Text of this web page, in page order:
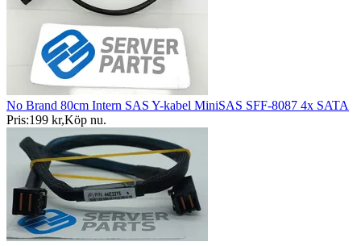
No Brand 80cm Intern SAS Y-kabel MiniSAS SFF-8087 4x SATA
Pris:199 kr,Köp nu.